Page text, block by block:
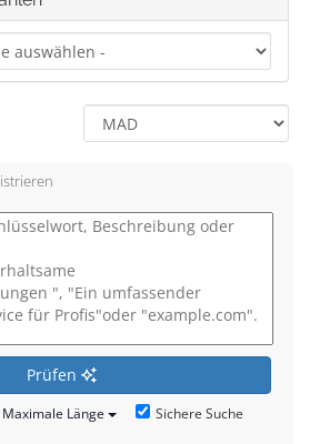
Prüfen
Maximale Länge Sichere Suche